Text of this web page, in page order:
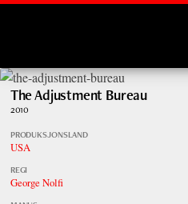
The Adjustment Bureau
2010
PRODUKSJONSLAND
USA
REGI
George Nolfi